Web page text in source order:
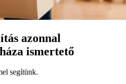
azonnal
ismertető
segítünk.